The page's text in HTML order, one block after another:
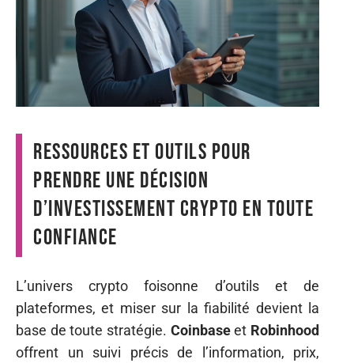
Ressources et outils pour
prendre une décision
d’investissement crypto en toute
confiance
L’univers crypto foisonne d’outils et de
plateformes, et miser sur la fiabilité devient la
base de toute stratégie. Coinbaseet Robinhood
offrent un suivi précis de l’information, prix,